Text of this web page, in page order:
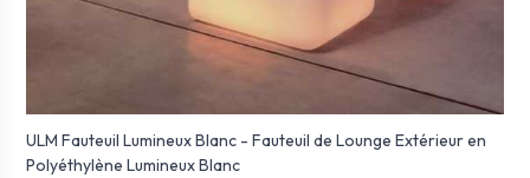
ULM Fauteuil Lumineux Blanc - Fauteuil de Lounge Extérieur en
Polyéthylène Lumineux Blanc